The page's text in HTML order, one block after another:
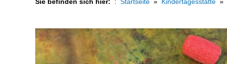
Sie befinden sich hier: Startseite Kindertagesstätte